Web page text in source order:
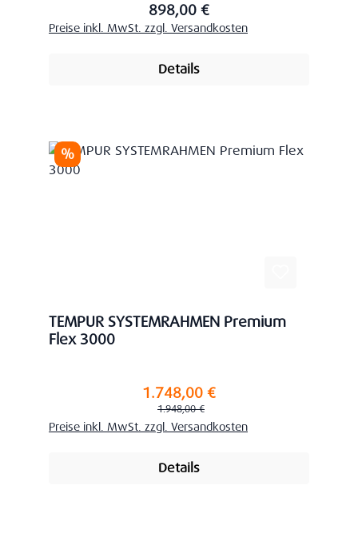
898,00 €
Preise inkl. MwSt. zzgl. Versandkosten
Details
Rabatt
%
TEMPUR SYSTEMRAHMEN Premium
Flex 3000
Verkaufspreis:1.748,00 €
Regulärer Preis:
1.948,00 €
Preise inkl. MwSt. zzgl. Versandkosten
Details